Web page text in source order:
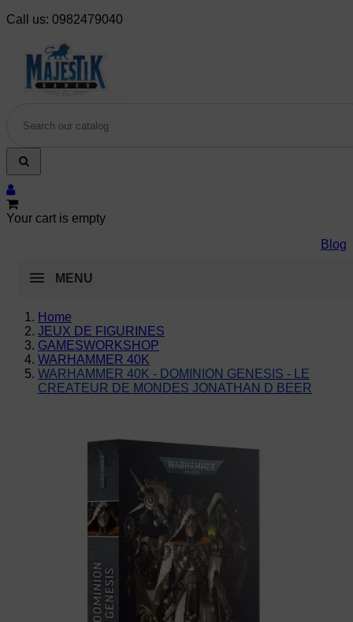
Call us: 0982479040
Your cart is empty
Blog
MENU
Home
JEUX DE FIGURINES
GAMESWORKSHOP
WARHAMMER 40K
WARHAMMER 40K - DOMINION GENESIS - LE
CREATEUR DE MONDES JONATHAN D BEER